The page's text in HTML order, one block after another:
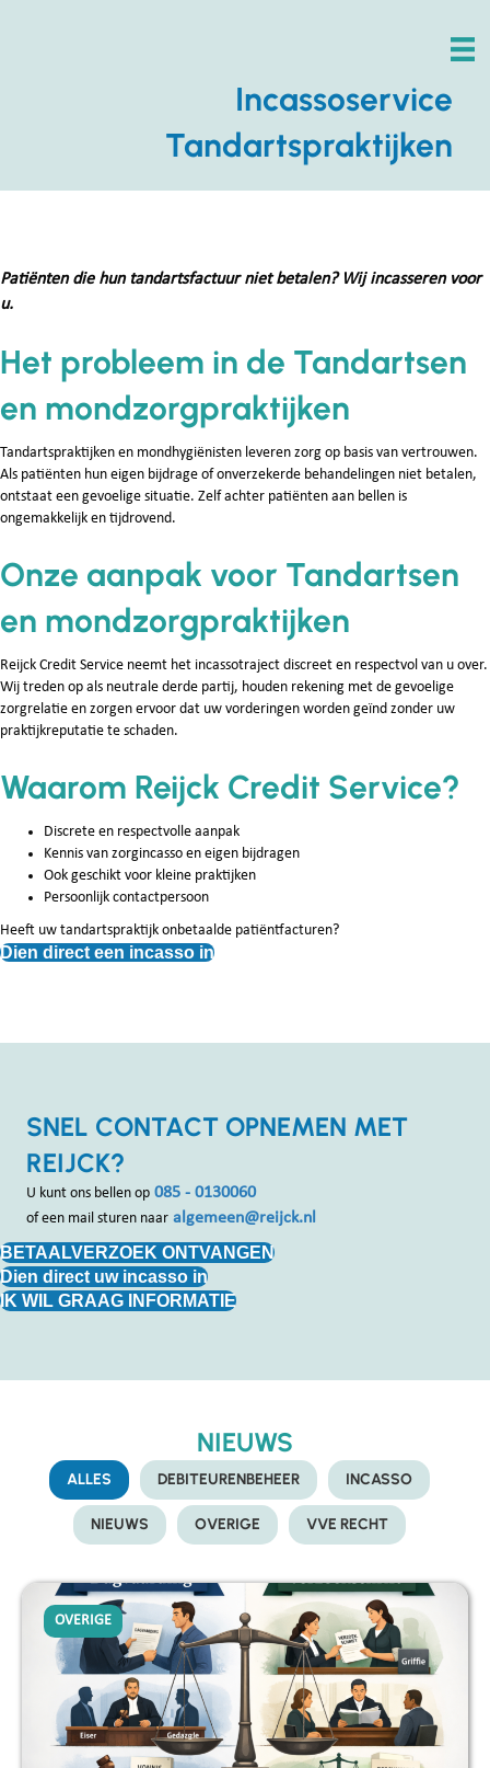
Incassoservice
Tandartspraktijken
Patiënten die hun tandartsfactuur niet betalen? Wij incasseren voor
u.
Het probleem in de Tandartsen
en mondzorgpraktijken
Tandartspraktijken en mondhygiënisten leveren zorg op basis van vertrouwen.
Als patiënten hun eigen bijdrage of onverzekerde behandelingen niet betalen,
ontstaat een gevoelige situatie. Zelf achter patiënten aan bellen is
ongemakkelijk en tijdrovend.
Onze aanpak voor Tandartsen
en mondzorgpraktijken
Reijck Credit Service neemt het incassotraject discreet en respectvol van u over.
Wij treden op als neutrale derde partij, houden rekening met de gevoelige
zorgrelatie en zorgen ervoor dat uw vorderingen worden geïnd zonder uw
praktijkreputatie te schaden.
Waarom Reijck Credit Service?
Discrete en respectvolle aanpak
Kennis van zorgincasso en eigen bijdragen
Ook geschikt voor kleine praktijken
Persoonlijk contactpersoon
Heeft uw tandartspraktijk onbetaalde patiëntfacturen?
Dien direct een incasso in
SNEL CONTACT OPNEMEN MET
REIJCK?
U kunt ons bellen op 085 - 0130060
of een mail sturen naar algemeen@reijck.nl
BETAALVERZOEK ONTVANGEN
Dien direct uw incasso in
IK WIL GRAAG INFORMATIE
NIEUWS
ALLES DEBITEURENBEHEER INCASSO
NIEUWS OVERIGE VVE RECHT
OVERIGE